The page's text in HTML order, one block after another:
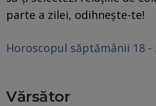
parte a zilei, odihnește-te!
Horoscopul săptămânii 18 -
Vărsător